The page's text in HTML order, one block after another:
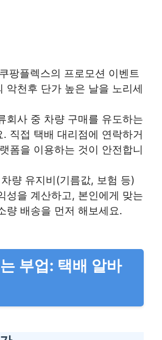
팡플렉스의 프로모션 이벤트
악천후 단가 높은 날을 노리세
회사 중 차량 구매를 유도하는
. 직접 택배 대리점에 연락하거
폼을 이용하는 것이 안전합니
량 유지비(기름값, 보험 등)
성을 계산하고, 본인에게 맞는
량 배송을 먼저 해보세요.
부업: 택배 알바